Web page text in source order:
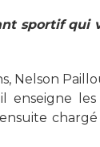
sportif qui
Nelson
enseigne
chargé